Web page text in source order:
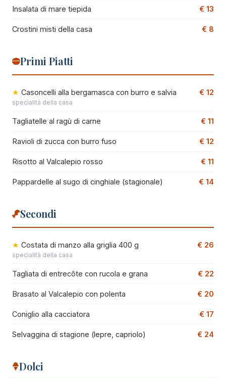
Insalata di mare tiepida € 13
Crostini misti della casa € 8
Primi Piatti
Casoncelli alla bergamasca con burro e salvia
specialità della casa
€ 12
Tagliatelle al ragù di carne € 11
Ravioli di zucca con burro fuso € 12
Risotto al Valcalepio rosso € 11
Pappardelle al sugo di cinghiale (stagionale) € 14
Secondi
Costata di manzo alla griglia 400 g
specialità della casa
€ 26
Tagliata di entrecôte con rucola e grana € 22
Brasato al Valcalepio con polenta € 20
Coniglio alla cacciatora € 17
Selvaggina di stagione (lepre, capriolo) € 24
Dolci